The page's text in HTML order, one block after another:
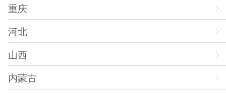
重庆
河北
山西
内蒙古